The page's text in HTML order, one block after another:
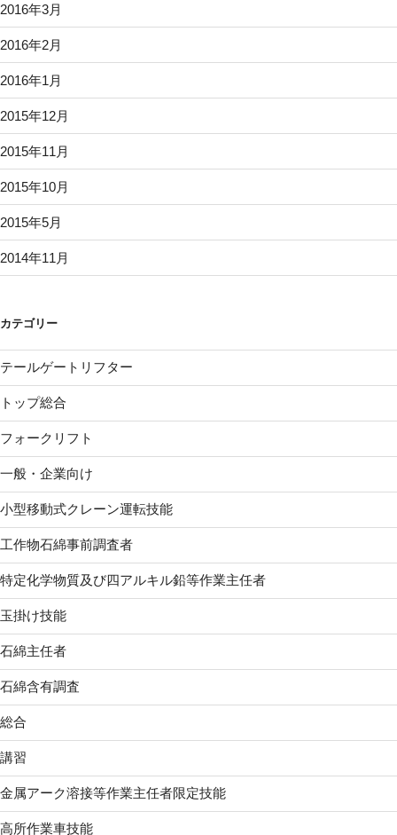
2016年3月
2016年2月
2016年1月
2015年12月
2015年11月
2015年10月
2015年5月
2014年11月
カテゴリー
テールゲートリフター
トップ総合
フォークリフト
一般・企業向け
小型移動式クレーン運転技能
工作物石綿事前調査者
特定化学物質及び四アルキル鉛等作業主任者
玉掛け技能
石綿主任者
石綿含有調査
総合
講習
金属アーク溶接等作業主任者限定技能
高所作業車技能